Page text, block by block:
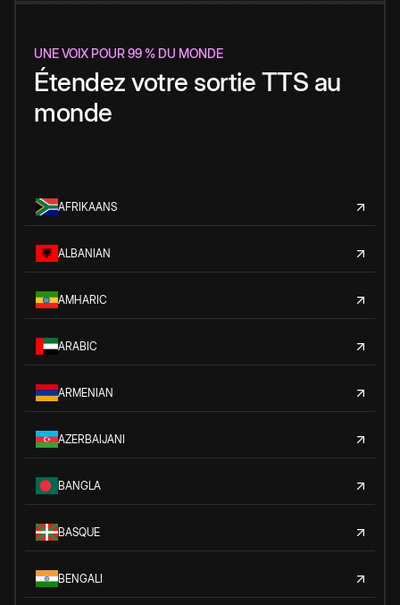
UNE VOIX POUR 99 % DU MONDE
Étendez votre sortie TTS au
monde
AFRIKAANS
ALBANIAN
AMHARIC
ARABIC
ARMENIAN
AZERBAIJANI
BANGLA
BASQUE
BENGALI